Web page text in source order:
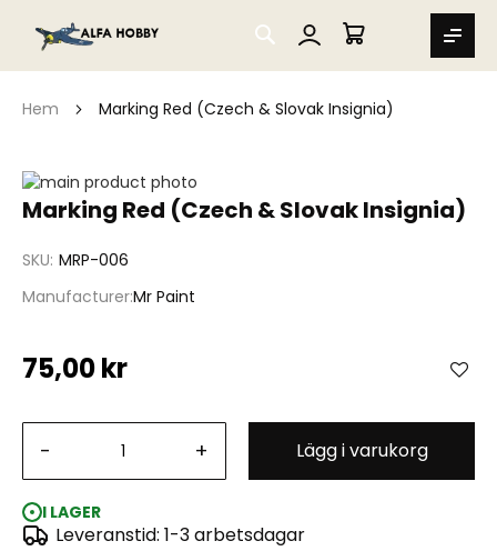
SEARCH
MIN VARUKORG
Hem Marking Red (Czech & Slovak Insignia)
Marking Red (Czech & Slovak Insignia)
SKU MRP-006
ManufacturerMr Paint
75,00 kr
- + Lägg i varukorg
I LAGER
Leveranstid: 1-3 arbetsdagar
Hoppa
till
bildgalleriet
Marking Red (Czech & Slovak Insignia)
Hoppa
av
bildgalleriet